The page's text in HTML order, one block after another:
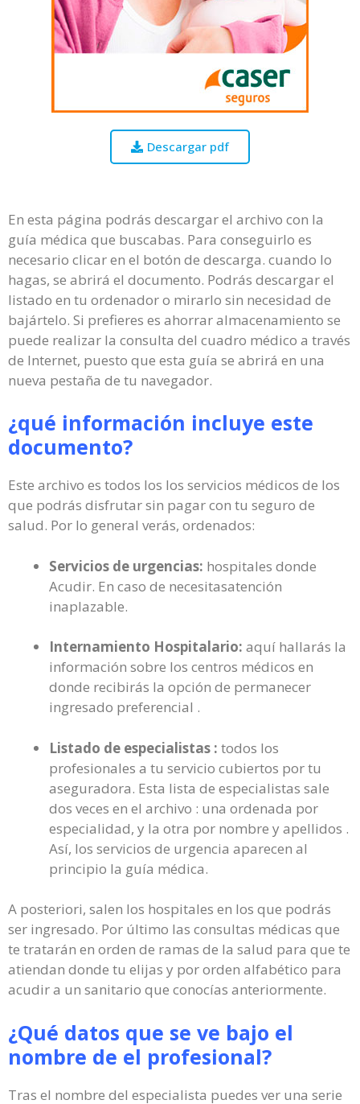
Descargar pdf
En esta página podrás descargar el archivo con la
guía médica que buscabas. Para conseguirlo es
necesario clicar en el botón de descarga. cuando lo
hagas, se abrirá el documento. Podrás descargar el
listado en tu ordenador o mirarlo sin necesidad de
bajártelo. Si prefieres es ahorrar almacenamiento se
puede realizar la consulta del cuadro médico a través
de Internet, puesto que esta guía se abrirá en una
nueva pestaña de tu navegador.
¿qué información incluye este
documento?
Este archivo es todos los los servicios médicos de los
que podrás disfrutar sin pagar con tu seguro de
salud. Por lo general verás, ordenados:
Servicios de urgencias: hospitales donde
Acudir. En caso de necesitasatención
inaplazable.
Internamiento Hospitalario: aquí hallarás la
información sobre los centros médicos en
donde recibirás la opción de permanecer
ingresado preferencial .
Listado de especialistas : todos los
profesionales a tu servicio cubiertos por tu
aseguradora. Esta lista de especialistas sale
dos veces en el archivo : una ordenada por
especialidad, y la otra por nombre y apellidos .
Así, los servicios de urgencia aparecen al
principio la guía médica.
A posteriori, salen los hospitales en los que podrás
ser ingresado. Por último las consultas médicas que
te tratarán en orden de ramas de la salud para que te
atiendan donde tu elijas y por orden alfabético para
acudir a un sanitario que conocías anteriormente.
¿Qué datos que se ve bajo el
nombre de el profesional?
Tras el nombre del especialista puedes ver una serie